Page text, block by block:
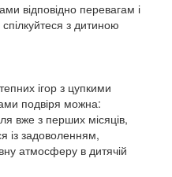
відповідно перевагам і
з дитиною
ігор з цупкими
подвіря можна:
вже з перших місяців,
із задоволенням,
атмосферу в дитячій